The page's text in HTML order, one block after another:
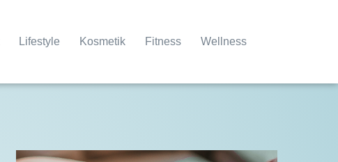
Lifestyle Kosmetik Fitness Wellness